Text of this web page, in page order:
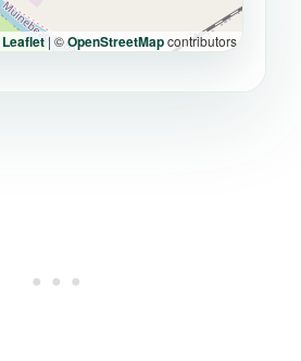
Leaflet|©OpenStreetMapcontributors